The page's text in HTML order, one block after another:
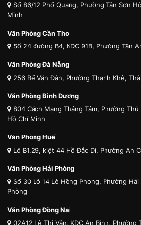
Số 86/12 Phổ Quang, Phường Tân Sơn
Minh
Văn Phòng Cần Thơ
Số 24 đường B4, KDC 91B, Phường Tân
Văn Phòng Đà Nẵng
256 Bế Văn Đàn, Phường Thanh Khê,
Văn Phòng Bình Dương
804 Cách Mạng Tháng Tám, Phường
Hồ Chí Minh
Văn Phòng Huế
Lô B1.29, kiệt 44 Hồ Đắc Di, Phường An
Văn Phòng Hải Phòng
Số 30 Lô 14 Lê Hồng Phong, Phường
Phòng
Văn Phòng Đồng Nai
02A12 Lê Thị Vân, KDC An Bình, Phường